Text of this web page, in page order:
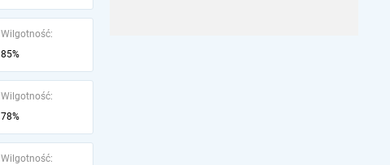
Wilgotność:
85%
Wilgotność:
78%
Wilgotność: